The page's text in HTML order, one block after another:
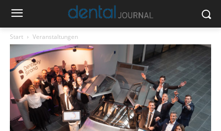
Start Veranstaltungen